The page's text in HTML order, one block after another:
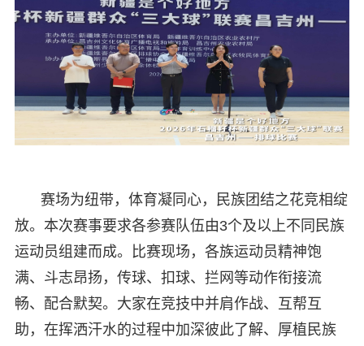
赛场为纽带，体育凝同心，民族团结之花竞相绽
放。本次赛事要求各参赛队伍由3个及以上不同民族
运动员组建而成。比赛现场，各族运动员精神饱
满、斗志昂扬，传球、扣球、拦网等动作衔接流
畅、配合默契。大家在竞技中并肩作战、互帮互
助，在挥洒汗水的过程中加深彼此了解、厚植民族